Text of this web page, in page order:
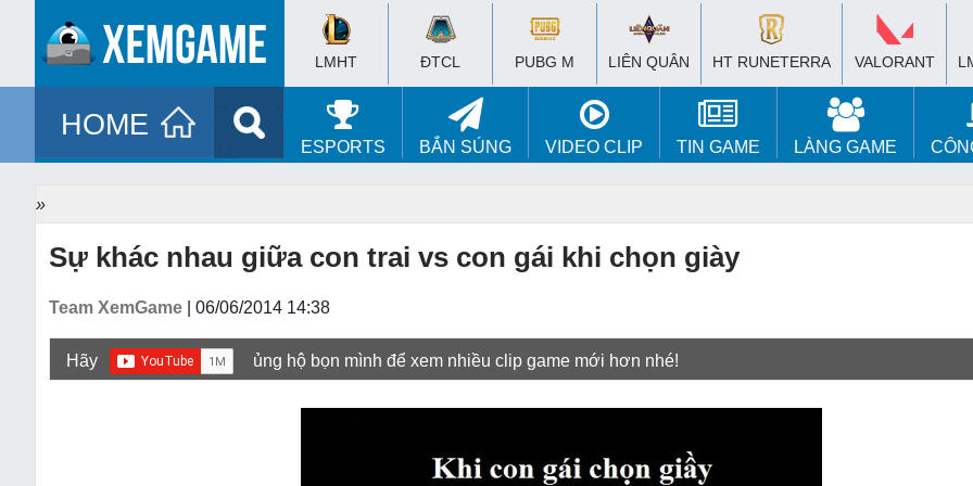
LMHT ĐTCL PUBG M LIÊN QUÂN HT RUNETERRA VALORANT
HOME
ESPORTS BẮN SÚNG VIDEO CLIP TIN GAME LÀNG GAME
»
Sự khác nhau giữa con trai vs con gái khi chọn giày
Team XemGame | 06/06/2014 14:38
Hãy ủng hộ bọn mình để xem nhiều clip game mới hơn nhé!